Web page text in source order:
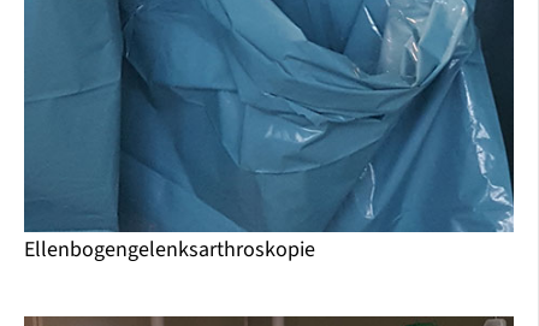
Ellenbogengelenksarthroskopie